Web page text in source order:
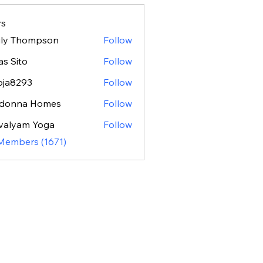
Thompson
Follow
Sito
Follow
Follow
Homes
Follow
Yoga
Follow
(1671)